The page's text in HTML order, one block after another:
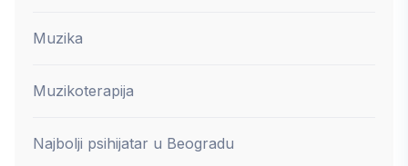
Muzika
Muzikoterapija
Najbolji psihijatar u Beogradu